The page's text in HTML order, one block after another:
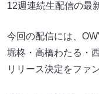
12週連続生配信の最
今回の配信には、
堀柊・高橋わたる・
リリース決定をファ